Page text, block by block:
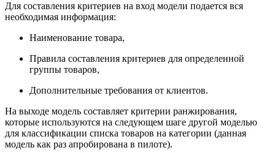
Для составления критериев на вход модели подается вся
необходимая информация:
Наименование товара,
Правила составления критериев для определенной
группы товаров,
Дополнительные требования от клиентов.
На выходе модель составляет критерии ранжирования,
которые используются на следующем шаге другой моделью
для классификации списка товаров на категории (данная
модель как раз апробирована в пилоте).